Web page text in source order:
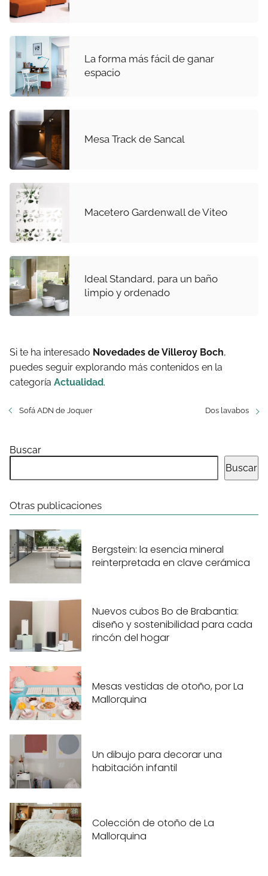
La forma más fácil de ganar
espacio
Mesa Track de Sancal
Macetero Gardenwall de Viteo
Ideal Standard, para un baño
limpio y ordenado
Si te ha interesado Novedades de Villeroy Boch,
puedes seguir explorando más contenidos en la
categoría Actualidad.
Sofá ADN de Joquer Dos lavabos
Buscar
Buscar
Otras publicaciones
Bergstein: la esencia mineral
reinterpretada en clave cerámica
Nuevos cubos Bo de Brabantia:
diseño y sostenibilidad para cada
rincón del hogar
Mesas vestidas de otoño, por La
Mallorquina
Un dibujo para decorar una
habitación infantil
Colección de otoño de La
Mallorquina